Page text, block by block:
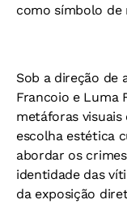
como símbolo de
Sob a direção de
Francoio e Luma
metáforas
escolha estética
abordar os
identidade das
da exposição